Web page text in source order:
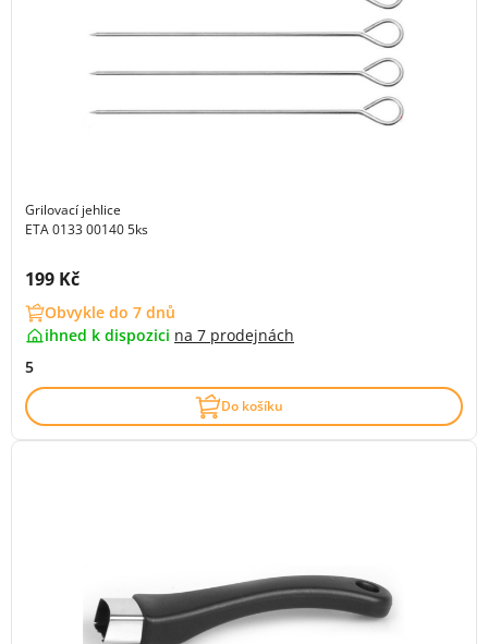
Grilovací jehlice
ETA 0133 00140 5ks
Cena s DPH:
199 Kč
Obvykle do 7 dnů
ihned k dispozici na 7 prodejnách
5
Do košíku